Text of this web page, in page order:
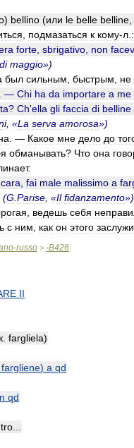
) bellino (или le belle belline
подмазаться к кому-л :
forte sbrigativo non
di maggio»)
был сильным быстрым не
. — Chi ha da importare a me
? Ch'ella gli faccia di belline
, «La serva amorosa»)
. — Какое мне дело до
обманывать? Что она
.
cara fai male malissimo a
(G Parise , «Il fidanzamento»)
ведешь себя
с ним как он этого
-russo > -B426
II
fargliela)
fargliene) a qd
qd